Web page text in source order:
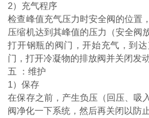
2）充气程序
检查峰值充气压力时安全阀的位置
压缩机达到其峰值的压力（安全阀
打开钢瓶的阀门，开始充气，到
门，打开冷凝物的排放阀并关闭发动
五 ：维护
1）保存
在保存之前，产生负压（回压、吸
阀净化一下系统，然后再关闭以防